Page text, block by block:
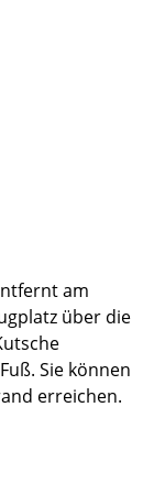
am
über die
Sie können
erreichen.